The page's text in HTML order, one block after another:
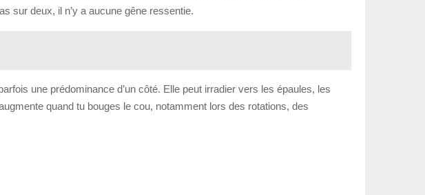
sur deux, il n’y a aucune gêne ressentie.
une prédominance d’un côté. Elle peut irradier vers les épaules, les
quand tu bouges le cou, notamment lors des rotations, des